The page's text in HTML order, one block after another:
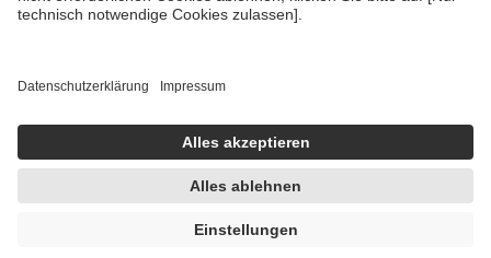
getroffen, um sicherzustellen, dass es sich um echte Bewertungen
https://help.etrusted.com/hc/de/articles/4419944605341
Einige Bilder und Inhalte wurden unter Zuhilfenahme künstlicher